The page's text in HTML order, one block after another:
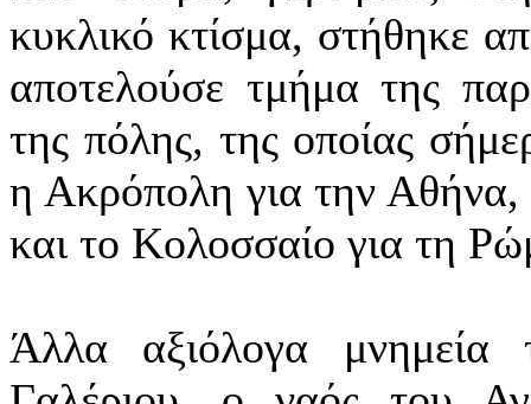
κυκλικό κτίσμα, στήθηκε
αποτελούσε τμήμα της
της πόλης, της οποίας
η Ακρόπολη για την Αθήνα,
και το Κολοσσαίο για τη
Άλλα αξιόλογα